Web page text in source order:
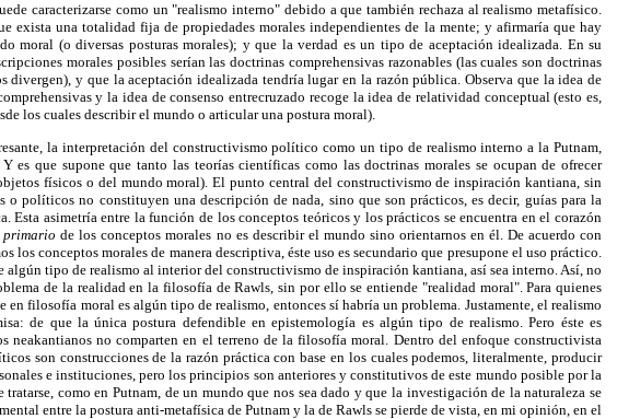
caracterizarse como un "realismo interno" debido a que también rechaza al realismo metafísico.
exista una totalidad fija de propiedades morales independientes de la mente; y afirmaría que hay
moral (o diversas posturas morales); y que la verdad es un tipo de aceptación idealizada. En su
morales posibles serían las doctrinas comprehensivas razonables (las cuales son doctrinas
divergen), y que la aceptación idealizada tendría lugar en la razón pública. Observa que la idea de
y la idea de consenso entrecruzado recoge la idea de relatividad conceptual (esto es,
los cuales describir el mundo o articular una postura moral).
la interpretación del constructivismo político como un tipo de realismo interno a la Putnam,
es que supone que tanto las teorías científicas como las doctrinas morales se ocupan de ofrecer
físicos o del mundo moral). El punto central del constructivismo de inspiración kantiana, sin
o políticos no constituyen una descripción de nada, sino que son prácticos, es decir, guías para la
Esta asimetría entre la función de los conceptos teóricos y los prácticos se encuentra en el corazón
primario de los conceptos morales no es describir el mundo sino orientarnos en él. De acuerdo con
los conceptos morales de manera descriptiva, éste uso es secundario que presupone el uso práctico.
algún tipo de realismo al interior del constructivismo de inspiración kantiana, así sea interno. Así, no
de la realidad en la filosofía de Rawls, sin por ello se entiende "realidad moral". Para quienes
en filosofía moral es algún tipo de realismo, entonces sí habría un problema. Justamente, el realismo
de que la única postura defendible en epistemología es algún tipo de realismo. Pero éste es
neakantianos no comparten en el terreno de la filosofía moral. Dentro del enfoque constructivista
son construcciones de la razón práctica con base en los cuales podemos, literalmente, producir
e instituciones, pero los principios son anteriores y constitutivos de este mundo posible por la
tratarse, como en Putnam, de un mundo que nos sea dado y que la investigación de la naturaleza se
entre la postura anti-metafísica de Putnam y la de Rawls se pierde de vista, en mi opinión, en el